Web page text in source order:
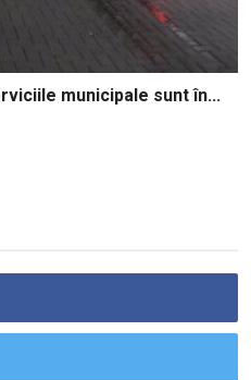
municipale sunt în...